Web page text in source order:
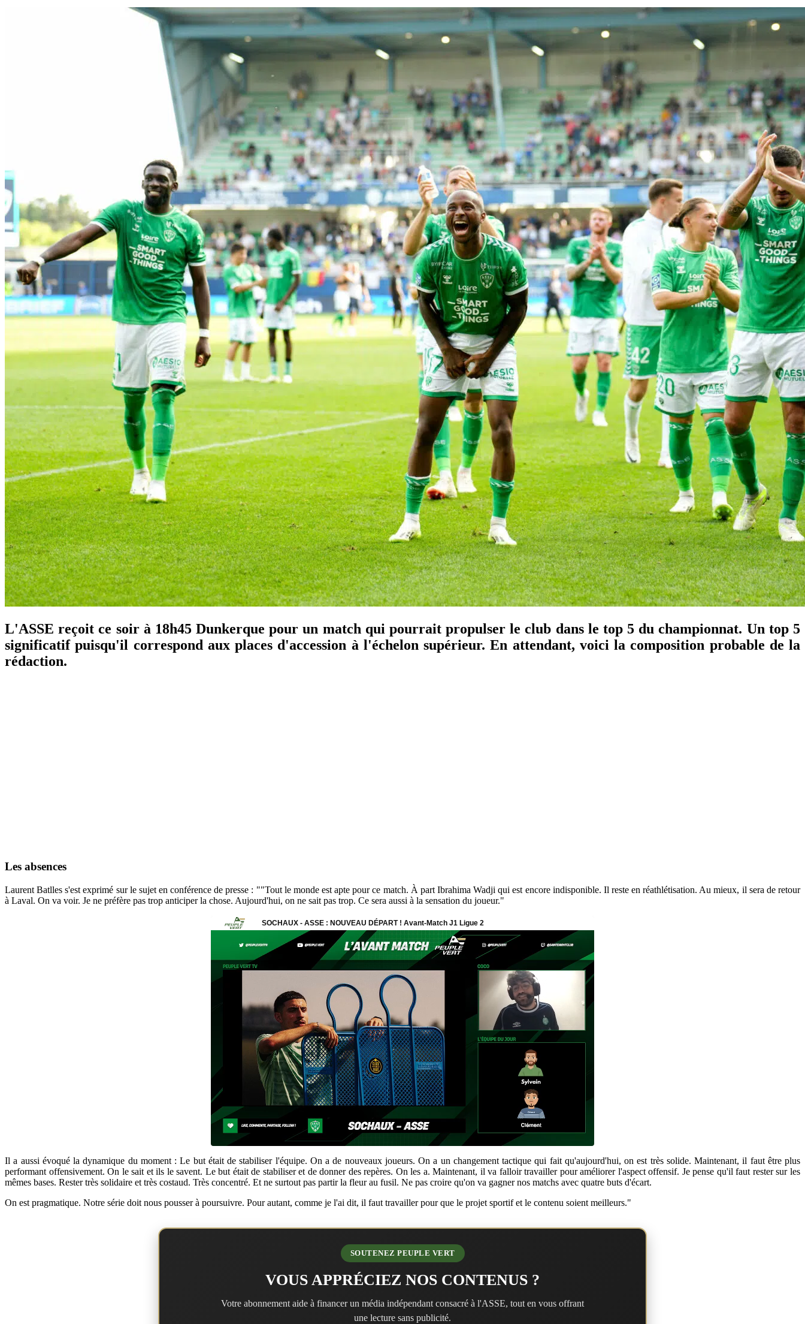
L'ASSE reçoit ce soir à 18h45 Dunkerque pour un match qui pourrait propulser le club dans le top 5 du championnat. Un top 5
significatif puisqu'il correspond aux places d'accession à l'échelon supérieur. En attendant, voici la composition probable de la
rédaction.
Les absences
Laurent Batlles s'est exprimé sur le sujet en conférence de presse : ""Tout le monde est apte pour ce match. À part Ibrahima Wadji qui est encore indisponible. Il reste en réathlétisation. Au mieux, il sera de retour
à Laval. On va voir. Je ne préfère pas trop anticiper la chose. Aujourd'hui, on ne sait pas trop. Ce sera aussi à la sensation du joueur."
Il a aussi évoqué la dynamique du moment : Le but était de stabiliser l'équipe. On a de nouveaux joueurs. On a un changement tactique qui fait qu'aujourd'hui, on est très solide. Maintenant, il faut être plus
performant offensivement. On le sait et ils le savent. Le but était de stabiliser et de donner des repères. On les a. Maintenant, il va falloir travailler pour améliorer l'aspect offensif. Je pense qu'il faut rester sur les
mêmes bases. Rester très solidaire et très costaud. Très concentré. Et ne surtout pas partir la fleur au fusil. Ne pas croire qu'on va gagner nos matchs avec quatre buts d'écart.
On est pragmatique. Notre série doit nous pousser à poursuivre. Pour autant, comme je l'ai dit, il faut travailler pour que le projet sportif et le contenu soient meilleurs."
SOUTENEZ PEUPLE VERT
VOUS APPRÉCIEZ NOS CONTENUS ?
Votre abonnement aide à financer un média indépendant consacré à l'ASSE, tout en vous offrant
une lecture sans publicité.